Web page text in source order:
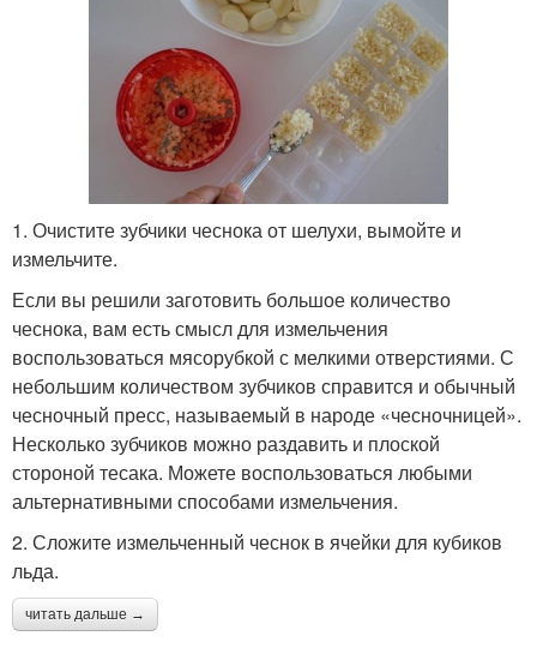
1. Очистите зубчики чеснока от шелухи, вымойте и
измельчите.
Если вы решили заготовить большое количество
чеснока, вам есть смысл для измельчения
воспользоваться мясорубкой с мелкими отверстиями. С
небольшим количеством зубчиков справится и обычный
чесночный пресс, называемый в народе «чесночницей».
Несколько зубчиков можно раздавить и плоской
стороной тесака. Можете воспользоваться любыми
альтернативными способами измельчения.
2. Сложите измельченный чеснок в ячейки для кубиков
льда.
читать дальше →